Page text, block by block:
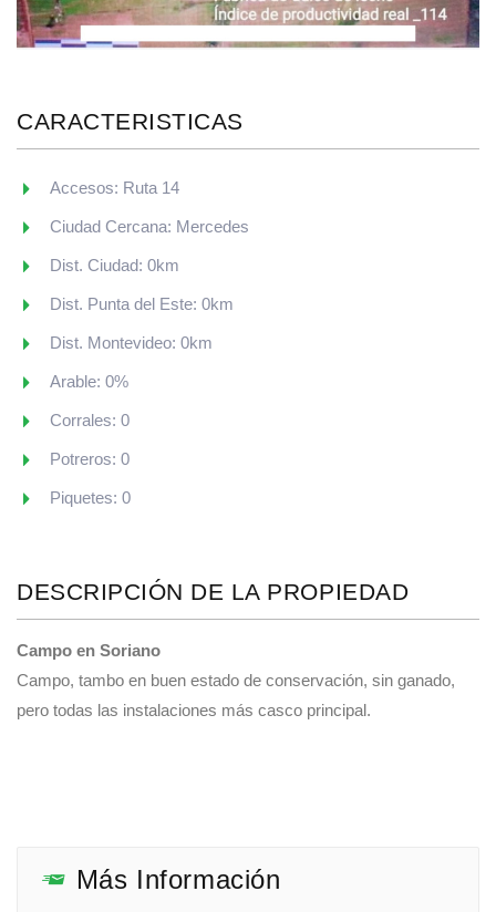
CARACTERISTICAS
Accesos: Ruta 14
Ciudad Cercana: Mercedes
Dist. Ciudad: 0km
Dist. Punta del Este: 0km
Dist. Montevideo: 0km
Arable: 0%
Corrales: 0
Potreros: 0
Piquetes: 0
DESCRIPCIÓN DE LA PROPIEDAD
Campo en Soriano
Campo, tambo en buen estado de conservación, sin ganado,
pero todas las instalaciones más casco principal.
Más Información